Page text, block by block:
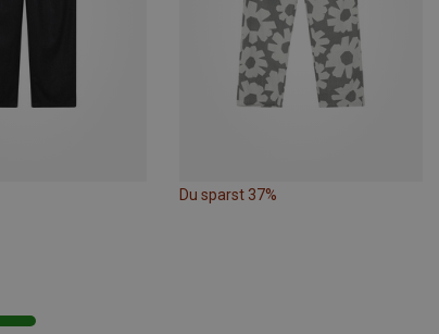
Du sparst 37%